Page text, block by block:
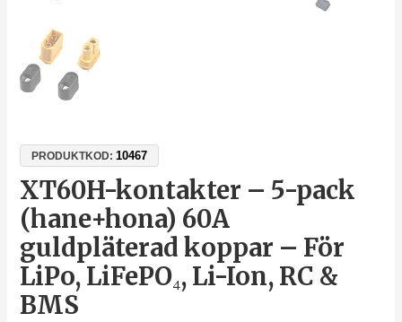
PRODUKTKOD:10467
XT60H-kontakter – 5-pack
(hane+hona) 60A
guldpläterad koppar – För
LiPo, LiFePO₄, Li-Ion, RC &
BMS